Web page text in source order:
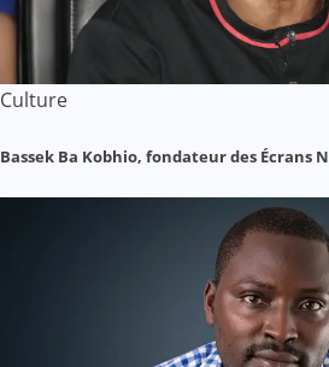
Culture
Bassek Ba Kobhio, fondateur des Écrans